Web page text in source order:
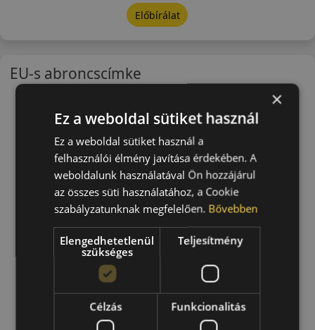
Előbírálat
EU-s abroncscímke
×
Ez a weboldal sütiket használ
Ez a weboldal sütiket használ a
felhasználói élmény javítása érdekében. A
weboldalunk használatával Ön hozzájárul
az összes süti használatához, a Cookie
szabályzatunknak megfelelően. Bővebben
Elengedhetetlenül
szükséges
Teljesítmény
Célzás Funkcionalitás